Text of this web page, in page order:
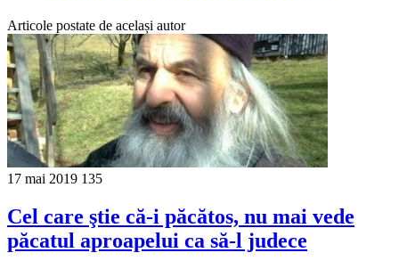
Articole postate de același autor
17 mai 2019 135
Cel care ştie că-i păcătos, nu mai vede
păcatul aproa­pelui ca să-l judece